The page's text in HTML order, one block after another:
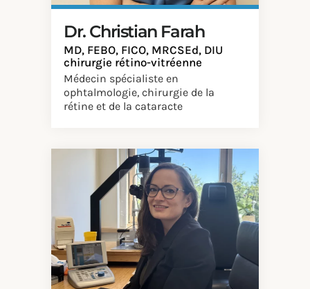
Dr. Christian Farah
MD, FEBO, FICO, MRCSEd, DIU
chirurgie rétino-vitréenne
Médecin spécialiste en
ophtalmologie, chirurgie de la
rétine et de la cataracte